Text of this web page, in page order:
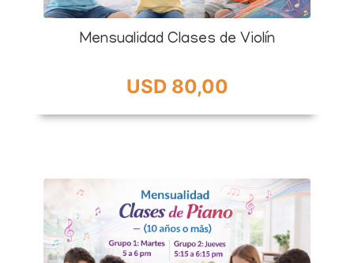
Mensualidad Clases de Violín
USD 80,00